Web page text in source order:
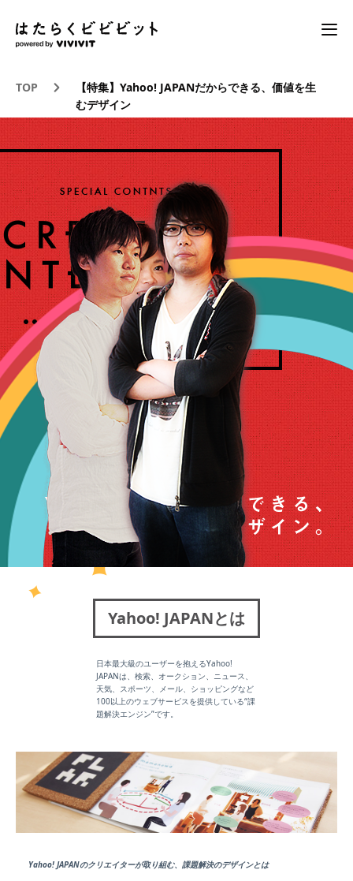
TOP
【特集】Yahoo! JAPANだからできる、価値を生
むデザイン
Yahoo! JAPANとは
日本最大級のユーザーを抱えるYahoo!
JAPANは、検索、オークション、ニュース、
天気、スポーツ、メール、ショッピングなど
100以上のウェブサービスを提供している“課
題解決エンジン”です。
Yahoo! JAPANのクリエイターが取り組む、課題解決のデザインとは